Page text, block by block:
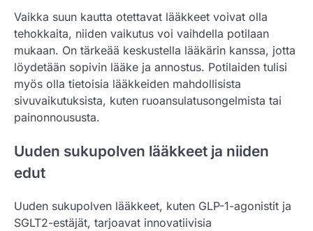
Vaikka suun kautta otettavat lääkkeet voivat olla
tehokkaita, niiden vaikutus voi vaihdella potilaan
mukaan. On tärkeää keskustella lääkärin kanssa, jotta
löydetään sopivin lääke ja annostus. Potilaiden tulisi
myös olla tietoisia lääkkeiden mahdollisista
sivuvaikutuksista, kuten ruoansulatusongelmista tai
painonnoususta.
Uuden sukupolven lääkkeet ja niiden
edut
Uuden sukupolven lääkkeet, kuten GLP-1-agonistit ja
SGLT2-estäjät, tarjoavat innovatiivisia